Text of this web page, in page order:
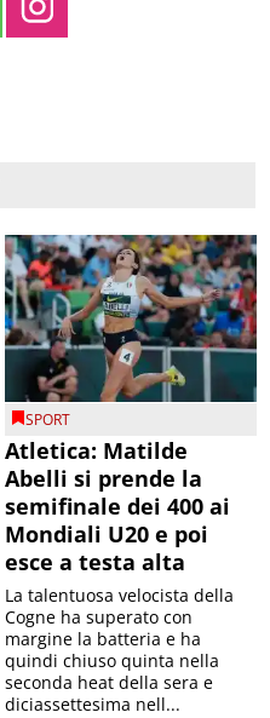
SPORT
Atletica: Matilde
Abelli si prende la
semifinale dei 400 ai
Mondiali U20 e poi
esce a testa alta
La talentuosa velocista della
Cogne ha superato con
margine la batteria e ha
quindi chiuso quinta nella
seconda heat della sera e
diciassettesima nell...